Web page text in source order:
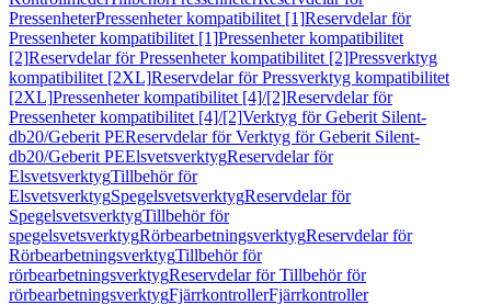
PressenheterPressenheter kompatibilitet [1]Reservdelar för
Pressenheter kompatibilitet [1]Pressenheter kompatibilitet
[2]Reservdelar för Pressenheter kompatibilitet [2]Pressverktyg
kompatibilitet [2XL]Reservdelar för Pressverktyg kompatibilitet
[2XL]Pressenheter kompatibilitet [4]/[2]Reservdelar för
Pressenheter kompatibilitet [4]/[2]Verktyg för Geberit Silent-
db20/Geberit PEReservdelar för Verktyg för Geberit Silent-
db20/Geberit PEElsvetsverktygReservdelar för
ElsvetsverktygTillbehör för
ElsvetsverktygSpegelsvetsverktygReservdelar för
SpegelsvetsverktygTillbehör för
spegelsvetsverktygRörbearbetningsverktygReservdelar för
RörbearbetningsverktygTillbehör för
rörbearbetningsverktygReservdelar för Tillbehör för
rörbearbetningsverktygFjärrkontrollerFjärrkontroller